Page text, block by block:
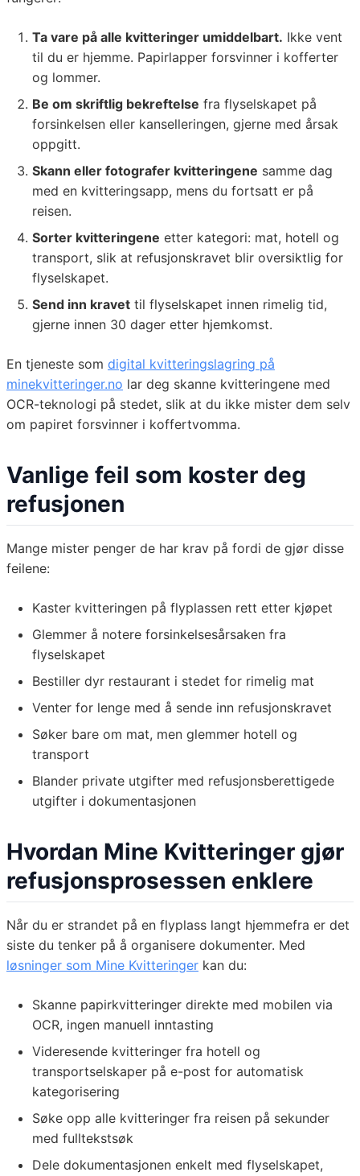
Ta vare på alle kvitteringer umiddelbart. Ikke vent
til du er hjemme. Papirlapper forsvinner i kofferter
og lommer.
Be om skriftlig bekreftelse fra flyselskapet på
forsinkelsen eller kanselleringen, gjerne med årsak
oppgitt.
Skann eller fotografer kvitteringene samme dag
med en kvitteringsapp, mens du fortsatt er på
reisen.
Sorter kvitteringene etter kategori: mat, hotell og
transport, slik at refusjonskravet blir oversiktlig for
flyselskapet.
Send inn kravet til flyselskapet innen rimelig tid,
gjerne innen 30 dager etter hjemkomst.
En tjeneste som digital kvitteringslagring på
minekvitteringer.no lar deg skanne kvitteringene med
OCR-teknologi på stedet, slik at du ikke mister dem selv
om papiret forsvinner i koffertvomma.
Vanlige feil som koster deg
refusjonen
Mange mister penger de har krav på fordi de gjør disse
feilene:
Kaster kvitteringen på flyplassen rett etter kjøpet
Glemmer å notere forsinkelsesårsaken fra
flyselskapet
Bestiller dyr restaurant i stedet for rimelig mat
Venter for lenge med å sende inn refusjonskravet
Søker bare om mat, men glemmer hotell og
transport
Blander private utgifter med refusjonsberettigede
utgifter i dokumentasjonen
Hvordan Mine Kvitteringer gjør
refusjonsprosessen enklere
Når du er strandet på en flyplass langt hjemmefra er det
siste du tenker på å organisere dokumenter. Med
løsninger som Mine Kvitteringer kan du:
Skanne papirkvitteringer direkte med mobilen via
OCR, ingen manuell inntasting
Videresende kvitteringer fra hotell og
transportselskaper på e-post for automatisk
kategorisering
Søke opp alle kvitteringer fra reisen på sekunder
med fulltekstsøk
Dele dokumentasjonen enkelt med flyselskapet,